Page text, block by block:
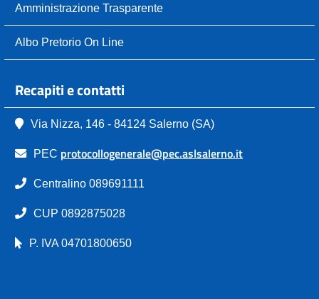
Amministrazione Trasparente
Albo Pretorio On Line
Recapiti e contatti
Via Nizza, 146 - 84124 Salerno (SA)
PEC protocollogenerale@pec.aslsalerno.it
Centralino 089691111
CUP 0892875028
P. IVA 04701800650